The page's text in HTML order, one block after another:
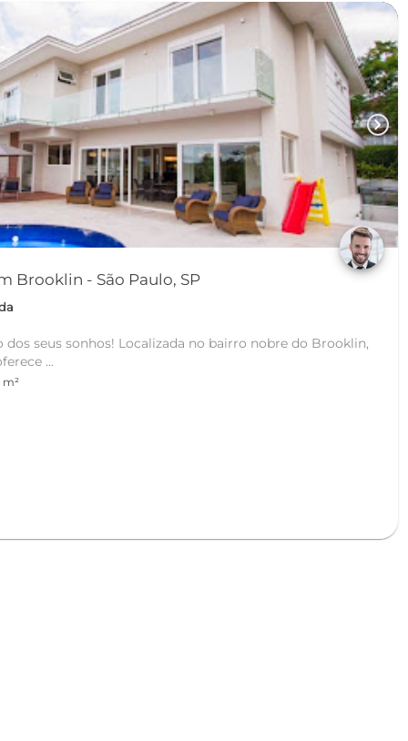
chevron_right
Brooklin - São Paulo, SP
dos seus sonhos! Localizada no bairro nobre do Brooklin,
...
m²